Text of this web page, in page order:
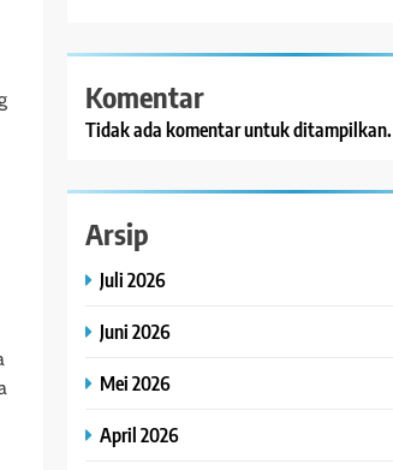
Komentar
Tidak ada komentar untuk ditampilkan.
Arsip
Juli 2026
Juni 2026
Mei 2026
April 2026